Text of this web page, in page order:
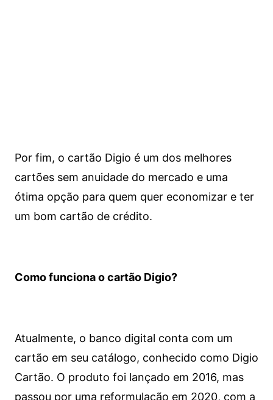
Por fim, o cartão Digio é um dos melhores
cartões sem anuidade do mercado e uma
ótima opção para quem quer economizar e ter
um bom cartão de crédito.
Como funciona o cartão Digio?
Atualmente, o banco digital conta com um
cartão em seu catálogo, conhecido como Digio
Cartão. O produto foi lançado em 2016, mas
passou por uma reformulação em 2020, com a